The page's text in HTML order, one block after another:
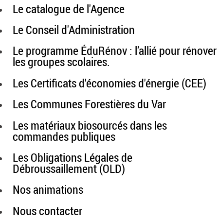
Le catalogue de l'Agence
Le Conseil d'Administration
Le programme ÉduRénov : l’allié pour rénover
les groupes scolaires.
Les Certificats d'économies d'énergie (CEE)
Les Communes Forestières du Var
Les matériaux biosourcés dans les
commandes publiques
Les Obligations Légales de
Débroussaillement (OLD)
Nos animations
Nous contacter